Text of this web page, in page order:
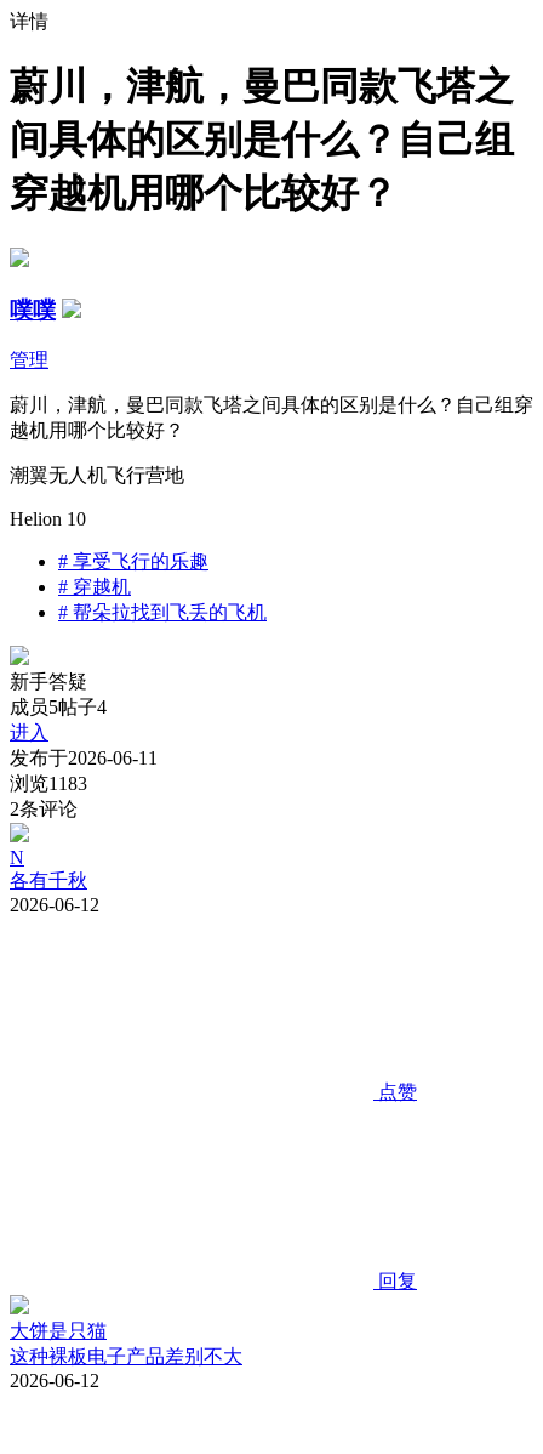
详情
蔚川，津航，曼巴同款飞塔之
间具体的区别是什么？自己组
穿越机用哪个比较好？
噗噗
管理
蔚川，津航，曼巴同款飞塔之间具体的区别是什么？自己组穿
越机用哪个比较好？
潮翼无人机飞行营地
Helion 10
# 享受飞行的乐趣
# 穿越机
# 帮朵拉找到飞丢的飞机
新手答疑
成员5帖子4
进入
发布于2026-06-11
浏览1183
2条评论
N
各有千秋
2026-06-12
点赞
回复
大饼是只猫
这种裸板电子产品差别不大
2026-06-12